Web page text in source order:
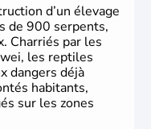
de la boussole et de
d’un élevage
de 900 serpents,
Charriés par les
les reptiles
dangers déjà
habitants,
sur les zones